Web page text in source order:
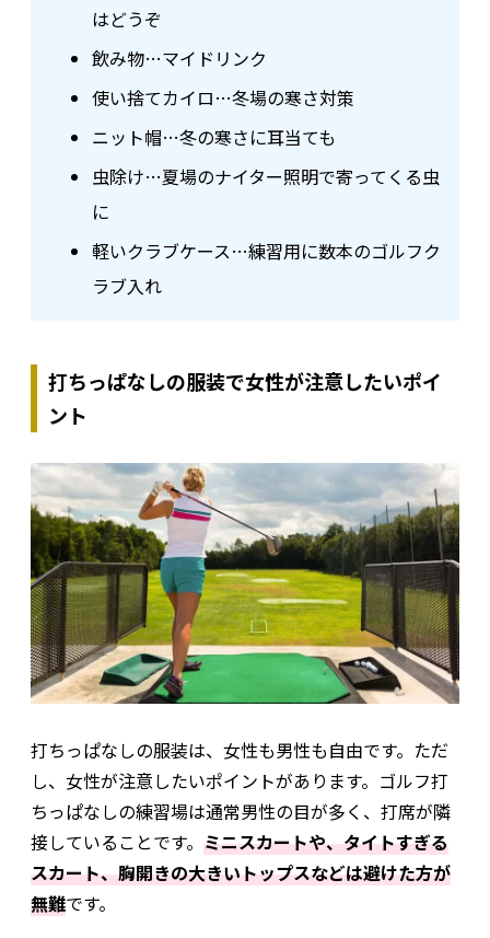
はどうぞ
飲み物…マイドリンク
使い捨てカイロ…冬場の寒さ対策
ニット帽…冬の寒さに耳当ても
虫除け…夏場のナイター照明で寄ってくる虫
に
軽いクラブケース…練習用に数本のゴルフク
ラブ入れ
打ちっぱなしの服装で女性が注意したいポイ
ント
打ちっぱなしの服装は、女性も男性も自由です。ただ
し、女性が注意したいポイントがあります。ゴルフ打
ちっぱなしの練習場は通常男性の目が多く、打席が隣
接していることです。 ミニスカートや、タイトすぎる
スカート、胸開きの大きいトップスなどは避けた方が
無難です。